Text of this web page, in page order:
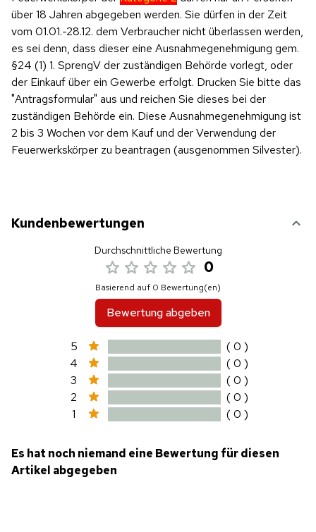
über 18 Jahren abgegeben werden. Sie dürfen in der Zeit
vom 01.01.-28.12. dem Verbraucher nicht überlassen werden,
es sei denn, dass dieser eine Ausnahmegenehmigung gem.
§24 (1) 1. SprengV der zuständigen Behörde vorlegt, oder
der Einkauf über ein Gewerbe erfolgt. Drucken Sie bitte das
"Antragsformular" aus und reichen Sie dieses bei der
zuständigen Behörde ein. Diese Ausnahmegenehmigung ist
2 bis 3 Wochen vor dem Kauf und der Verwendung der
Feuerwerkskörper zu beantragen (ausgenommen Silvester).
Kundenbewertungen
Durchschnittliche Bewertung
0
Basierend auf 0 Bewertung(en)
Bewertung abgeben
5
( 0 )
4
( 0 )
3
( 0 )
2
( 0 )
1
( 0 )
Es hat noch niemand eine Bewertung für diesen
Artikel abgegeben